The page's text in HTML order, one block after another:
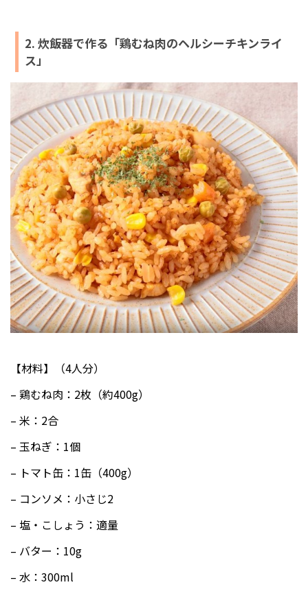
2. 炊飯器で作る「鶏むね肉のヘルシーチキンライ
ス」
【材料】（4人分）
– 鶏むね肉：2枚（約400g）
– 米：2合
– 玉ねぎ：1個
– トマト缶：1缶（400g）
– コンソメ：小さじ2
– 塩・こしょう：適量
– バター：10g
– 水：300ml